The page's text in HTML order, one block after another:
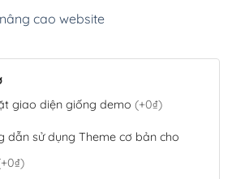
cao website
giao diện giống demo (+0₫)
dẫn sử dụng Theme cơ bản cho